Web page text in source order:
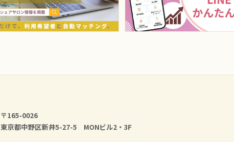
〒165-0026
東京都中野区新井5-27-5 MONビル2・3F